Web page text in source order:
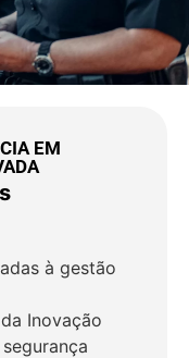
EM
à gestão
Inovação